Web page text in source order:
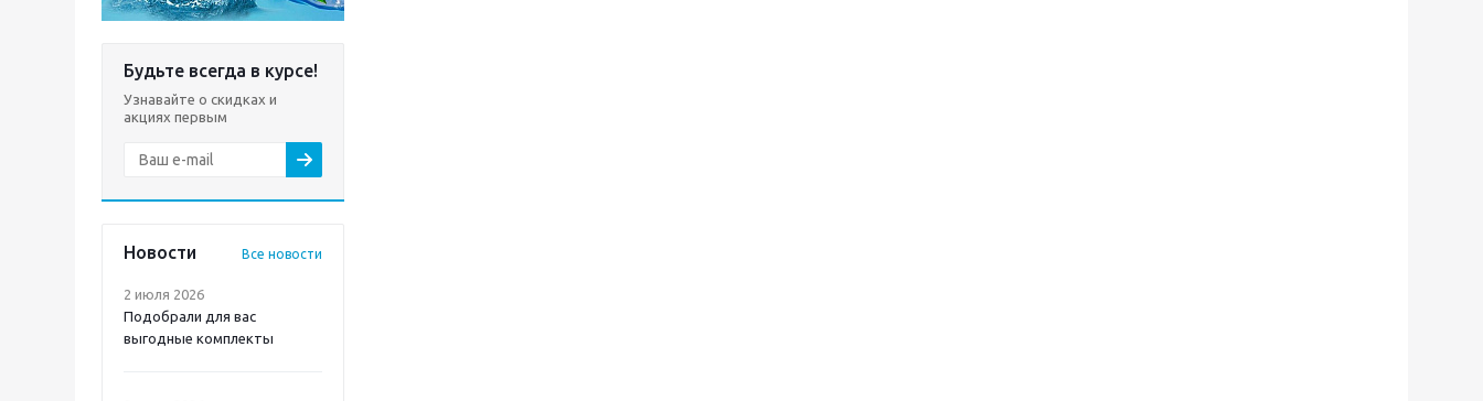
Будьте всегда в курсе!
Узнавайте о скидках и
акциях первым
Новости Все новости
2 июля 2026
Подобрали для вас
выгодные комплекты